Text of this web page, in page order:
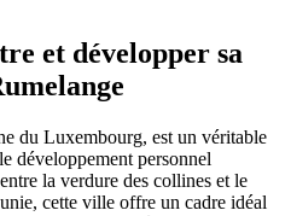
et développer sa
du Luxembourg, est un véritable
développement personnel
la verdure des collines et le
cette ville offre un cadre idéal